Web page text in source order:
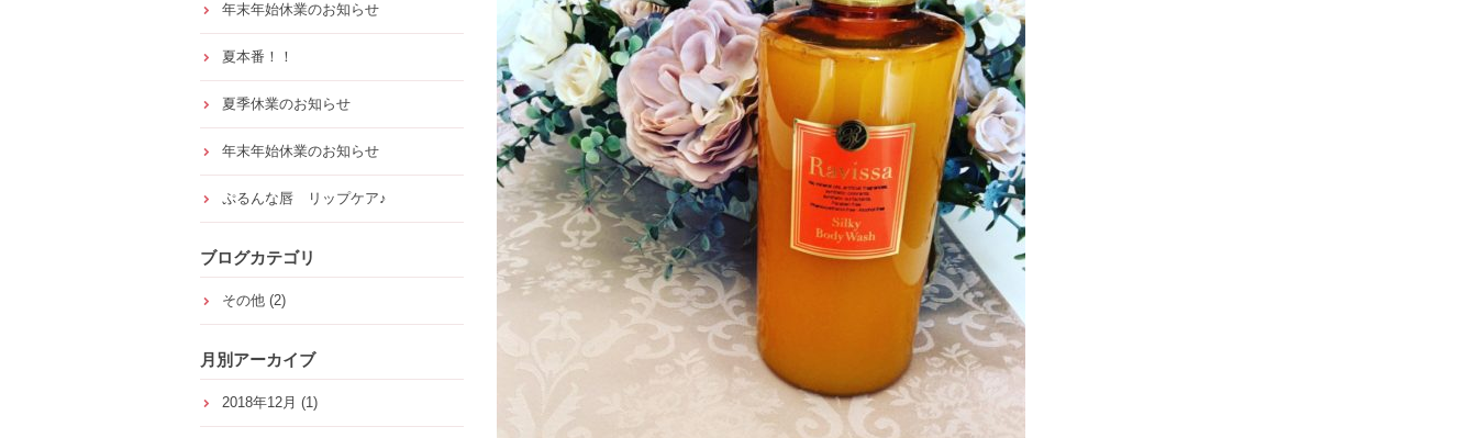
年末年始休業のお知らせ
夏本番！！
夏季休業のお知らせ
年末年始休業のお知らせ
ぷるんな唇 リップケア♪
ブログカテゴリ
その他 (2)
月別アーカイブ
2018年12月 (1)